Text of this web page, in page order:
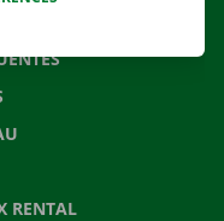
RENTAL